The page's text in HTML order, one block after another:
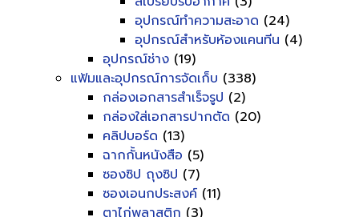
อุปกรณ์ทำความสะอาด (24)
อุปกรณ์สำหรับห้องแคนทีน (4)
อุปกรณ์ช่าง (19)
แฟ้มและอุปกรณ์การจัดเก็บ (338)
กล่องเอกสารสำเร็จรูป (2)
กล่องใส่เอกสารปากตัด (20)
คลิปบอร์ด (13)
ฉากกั้นหนังสือ (5)
ซองซิป ถุงซิป (7)
ซองเอนกประสงค์ (11)
ตาไก่พลาสติก (3)